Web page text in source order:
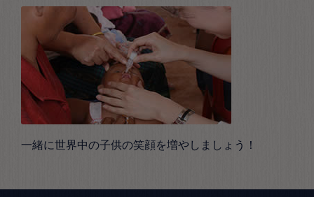
一緒に世界中の子供の笑顔を増やしましょう！